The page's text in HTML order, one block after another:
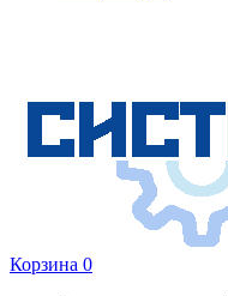
Корзина 0